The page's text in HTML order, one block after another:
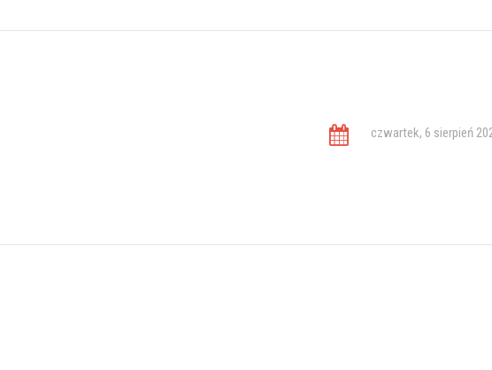
czwartek, 6 sierpień